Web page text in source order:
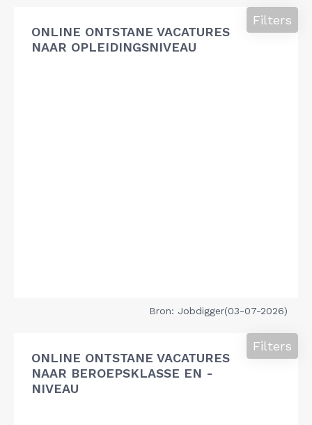
ONLINE ONTSTANE VACATURES
NAAR OPLEIDINGSNIVEAU
Filters
Bron: Jobdigger(03-07-2026)
ONLINE ONTSTANE VACATURES
NAAR BEROEPSKLASSE EN -
NIVEAU
Filters